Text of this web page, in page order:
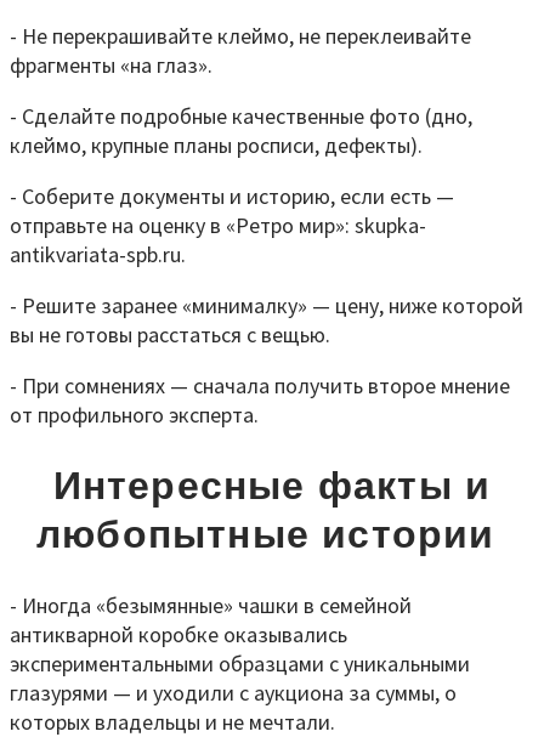
- Не перекрашивайте клеймо, не переклеивайте
фрагменты «на глаз».
- Сделайте подробные качественные фото (дно,
клеймо, крупные планы росписи, дефекты).
- Соберите документы и историю, если есть —
отправьте на оценку в «Ретро мир»: skupka-
antikvariata-spb.ru.
- Решите заранее «минималку» — цену, ниже которой
вы не готовы расстаться с вещью.
- При сомнениях — сначала получить второе мнение
от профильного эксперта.
Интересные факты и
любопытные истории
- Иногда «безымянные» чашки в семейной
антикварной коробке оказывались
экспериментальными образцами с уникальными
глазурями — и уходили с аукциона за суммы, о
которых владельцы и не мечтали.